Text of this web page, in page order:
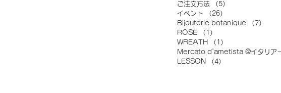
ご注文方法
（5）
イベント
（26）
Bijouterie botanique
（7）
ROSE
（1）
WREATH
（1）
LESSON
（4）